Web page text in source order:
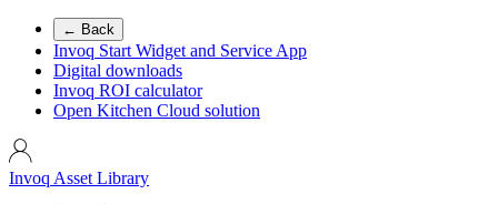
← Back
Invoq Start Widget and Service App
Digital downloads
Invoq ROI calculator
Open Kitchen Cloud solution
Invoq Asset Library